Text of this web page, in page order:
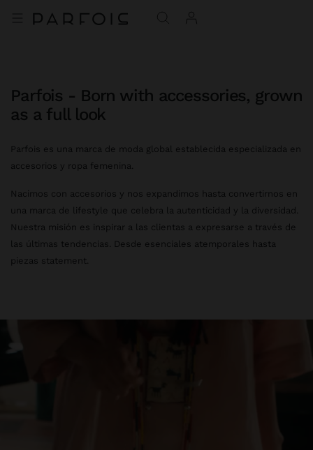
Parfois - Born with accessories, grown
as a full look
Parfois es una marca de moda global establecida especializada en
accesorios y ropa femenina.
Nacimos con accesorios y nos expandimos hasta convertirnos en
una marca de lifestyle que celebra la autenticidad y la diversidad.
Nuestra misión es inspirar a las clientas a expresarse a través de
las últimas tendencias. Desde esenciales atemporales hasta
piezas statement.